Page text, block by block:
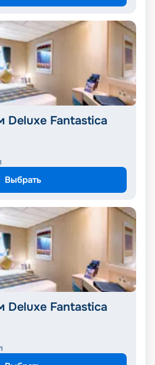
Deluxe Fantastica
Выбрать
Deluxe Fantastica